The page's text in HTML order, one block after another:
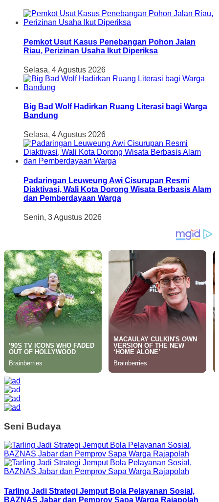
Pemkot Usut Kasus Penebangan Pohon Jalan
Riau, Perizinan Usaha Ikut Diperiksa
Selasa, 4 Agustus 2026
Big Bad Wolf Hadirkan Ruang Literasi bagi Warga
Bandung
Selasa, 4 Agustus 2026
Padaringan Leuweung Awi Cisurupan Resmi
Diaktivasi, Wali Kota Dorong Wisata Berbasis Alam
dan Pemberdayaan Warga
Senin, 3 Agustus 2026
Seni Budaya
Tarling Jadi Strategi Jemput Bola Pelayanan Sosial,
BAZNAS Jabar dan Pemprov Sapa Warga Rajapolah